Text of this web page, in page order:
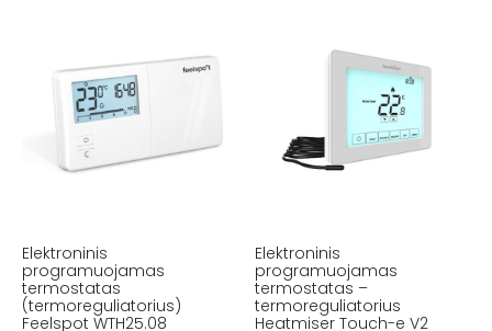
Elektroninis
programuojamas
termostatas
(termoreguliatorius)
Feelspot WTH25.08
Elektroninis
programuojamas
termostatas –
termoreguliatorius
Heatmiser Touch-e V2